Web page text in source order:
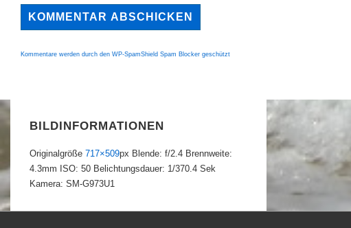
Kommentare werden durch den WP-SpamShield Spam Blocker geschützt
BILDINFORMATIONEN
Originalgröße 717×509px Blende: f/2.4 Brennweite:
4.3mm ISO: 50 Belichtungsdauer: 1/370.4 Sek
Kamera: SM-G973U1